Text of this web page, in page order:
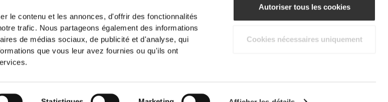
le contenu et les annonces, d'offrir des fonctionnalités
trafic. Nous partageons également des informations
de médias sociaux, de publicité et d'analyse, qui
que vous leur avez fournies ou qu'ils ont
Autoriser tous les cookies
Cookies nécessaires uniquement
#ExceedYourself